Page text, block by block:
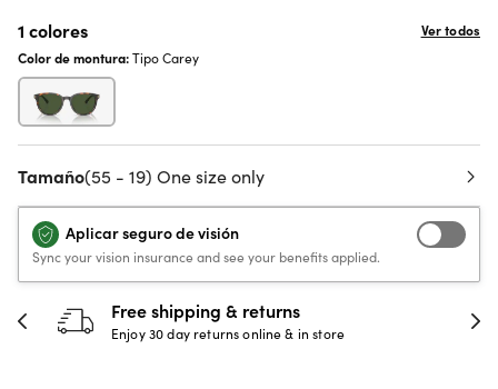
1 colores
Ver todos
Color de montura:Tipo Carey
Tamaño(55 - 19) One size only
Aplicar seguro de visión
Sync your vision insurance and see your benefits applied.
30-day happiness guarantee
Full refund or replacement within 30 days